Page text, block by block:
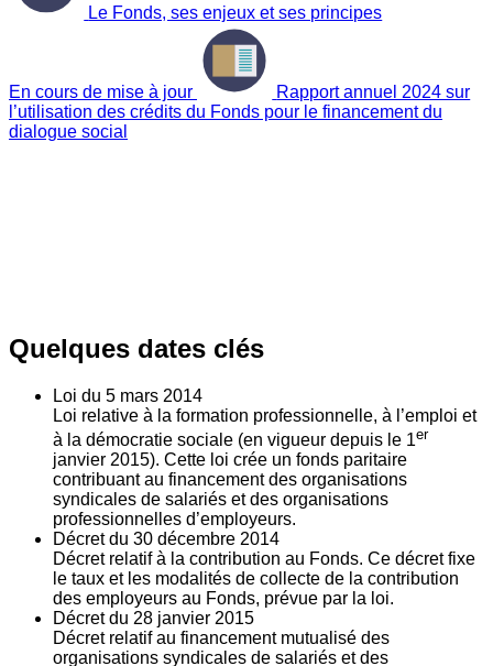
Le Fonds, ses enjeux et ses principes
En cours de mise à jour
Rapport annuel 2024 sur
l’utilisation des crédits du Fonds pour le financement du
dialogue social
Quelques dates clés
Loi du 5 mars 2014
Loi relative à la formation professionnelle, à l’emploi et
à la démocratie sociale (en vigueur depuis le 1er
janvier 2015). Cette loi crée un fonds paritaire
contribuant au financement des organisations
syndicales de salariés et des organisations
professionnelles d’employeurs.
Décret du 30 décembre 2014
Décret relatif à la contribution au Fonds. Ce décret fixe
le taux et les modalités de collecte de la contribution
des employeurs au Fonds, prévue par la loi.
Décret du 28 janvier 2015
Décret relatif au financement mutualisé des
organisations syndicales de salariés et des